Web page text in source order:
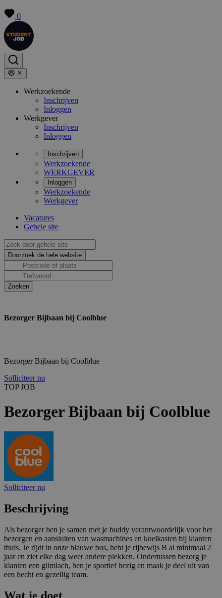
0
Werkzoekende
Inschrijven
Inloggen
Werkgever
Inschrijven
Inloggen
Inschrijven
Werkzoekende
WERKGEVER
Inloggen
Werkzoekende
Werkgever
Vacatures
Gehele site
Bezorger Bijbaan bij Coolblue
Bezorger Bijbaan bij Coolblue
Solliciteer nu
TOP JOB
Bezorger Bijbaan bij Coolblue
Solliciteer nu
Beschrijving
Als bezorger ben je samen met je buddy verantwoordelijk voor het
bezorgen en aansluiten van wasmachines en koelkasten bij klanten
thuis. Je rijdt in onze blauwe bus, hebt je rijbewijs B al minimaal 2
jaar en ziet elke dag weer andere plekken. Ondertussen bezorg je
klanten een glimlach, ben je sportief bezig en maak je deel uit van
een hecht en gezellig team.